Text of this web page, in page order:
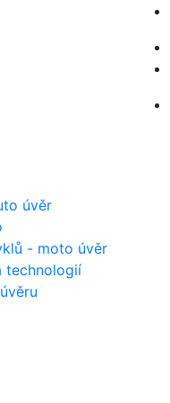
úvěr
- moto úvěr
technologií